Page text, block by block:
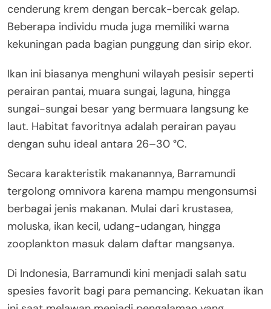
cenderung krem dengan bercak-bercak gelap.
Beberapa individu muda juga memiliki warna
kekuningan pada bagian punggung dan sirip ekor.
Ikan ini biasanya menghuni wilayah pesisir seperti
perairan pantai, muara sungai, laguna, hingga
sungai-sungai besar yang bermuara langsung ke
laut. Habitat favoritnya adalah perairan payau
dengan suhu ideal antara 26–30 °C.
Secara karakteristik makanannya, Barramundi
tergolong omnivora karena mampu mengonsumsi
berbagai jenis makanan. Mulai dari krustasea,
moluska, ikan kecil, udang-udangan, hingga
zooplankton masuk dalam daftar mangsanya.
Di Indonesia, Barramundi kini menjadi salah satu
spesies favorit bagi para pemancing. Kekuatan ikan